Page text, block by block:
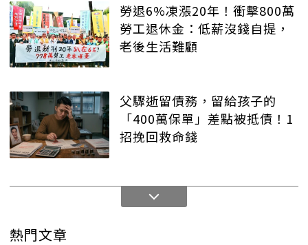
勞退6%凍漲20年！衝擊800萬
勞工退休金：低薪沒錢自提，
老後生活難顧
父驟逝留債務，留給孩子的
「400萬保單」差點被抵債！1
招挽回救命錢
熱門文章